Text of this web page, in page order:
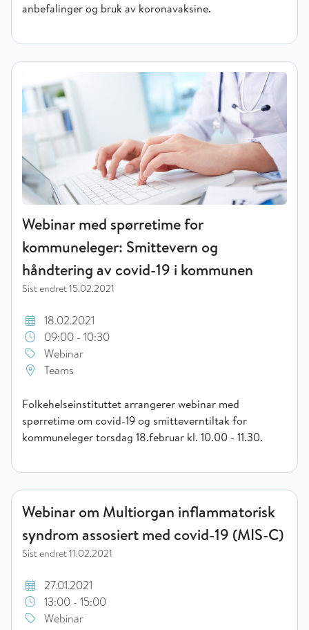
anbefalinger og bruk av koronavaksine.
Webinar med spørretime for kommuneleger: Smittevern og
Webinar med spørretime for
kommuneleger: Smittevern og
håndtering av covid-19 i kommunen
Sist endret15.02.2021
18.02.2021
09:00 - 10:30
Webinar
Teams
Folkehelseinstituttet arrangerer webinar med
spørretime om covid-19 og smitteverntiltak for
kommuneleger torsdag 18.februar kl. 10.00 - 11.30.
Webinar om Multiorgan inflammatorisk syndrom assosiert
Webinar om Multiorgan inflammatorisk
syndrom assosiert med covid-19 (MIS-C)
Sist endret11.02.2021
27.01.2021
13:00 - 15:00
Webinar